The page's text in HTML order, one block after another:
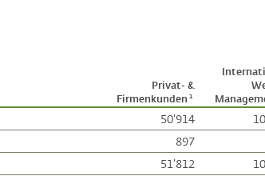
Privat- &
Firmenkunden1
50'914
897
51'812